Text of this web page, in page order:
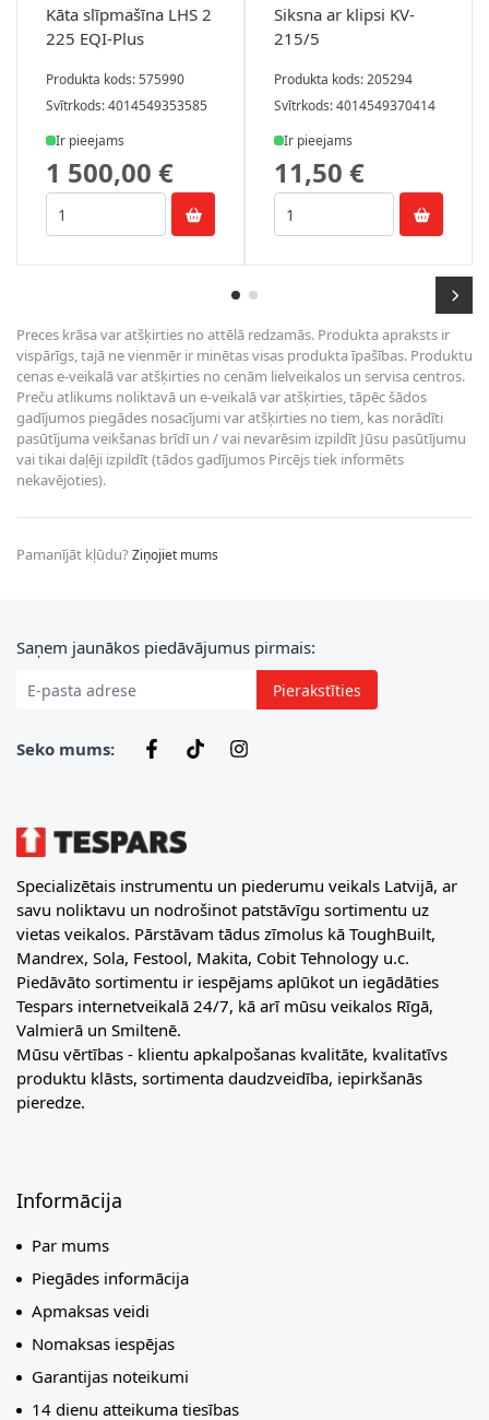
Kāta slīpmašīna LHS 2
225 EQI-Plus
Produkta kods: 575990
Svītrkods: 4014549353585
Ir pieejams
1 500,00 €
Siksna ar klipsi KV-
215/5
Produkta kods: 205294
Svītrkods: 4014549370414
Ir pieejams
11,50 €
Preces krāsa var atšķirties no attēlā redzamās. Produkta apraksts ir
vispārīgs, tajā ne vienmēr ir minētas visas produkta īpašības. Produktu
cenas e-veikalā var atšķirties no cenām lielveikalos un servisa centros.
Preču atlikums noliktavā un e-veikalā var atšķirties, tāpēc šādos
gadījumos piegādes nosacījumi var atšķirties no tiem, kas norādīti
pasūtījuma veikšanas brīdī un / vai nevarēsim izpildīt Jūsu pasūtījumu
vai tikai daļēji izpildīt (tādos gadījumos Pircējs tiek informēts
nekavējoties).
Pamanījāt kļūdu?Ziņojiet mums
E-pasta adrese
Saņem jaunākos piedāvājumus pirmais:
Pierakstīties
Seko mums:
Specializētais instrumentu un piederumu veikals Latvijā, ar
savu noliktavu un nodrošinot patstāvīgu sortimentu uz
vietas veikalos. Pārstāvam tādus zīmolus kā ToughBuilt,
Mandrex, Sola, Festool, Makita, Cobit Tehnology u.c.
Piedāvāto sortimentu ir iespējams aplūkot un iegādāties
Tespars internetveikalā 24/7, kā arī mūsu veikalos Rīgā,
Valmierā un Smiltenē.
Mūsu vērtības - klientu apkalpošanas kvalitāte, kvalitatīvs
produktu klāsts, sortimenta daudzveidība, iepirkšanās
pieredze.
Informācija
Par mums
Piegādes informācija
Apmaksas veidi
Nomaksas iespējas
Garantijas noteikumi
14 dienu atteikuma tiesības